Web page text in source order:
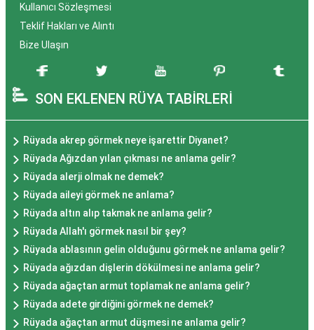
Kullanıcı Sözleşmesi
Teklif Hakları ve Alıntı
Bize Ulaşın
SON EKLENEN RÜYA TABİRLERİ
Rüyada akrep görmek neye işarettir Diyanet?
Rüyada Ağızdan yılan çıkması ne anlama gelir?
Rüyada alerji olmak ne demek?
Rüyada aileyi görmek ne anlama?
Rüyada altın alıp takmak ne anlama gelir?
Rüyada Allah'ı görmek nasıl bir şey?
Rüyada ablasının gelin olduğunu görmek ne anlama gelir?
Rüyada ağızdan dişlerin dökülmesi ne anlama gelir?
Rüyada ağaçtan armut toplamak ne anlama gelir?
Rüyada adete girdiğini görmek ne demek?
Rüyada ağaçtan armut düşmesi ne anlama gelir?